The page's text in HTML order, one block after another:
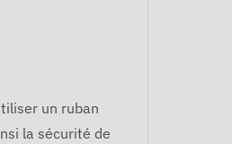
un ruban
la sécurité de